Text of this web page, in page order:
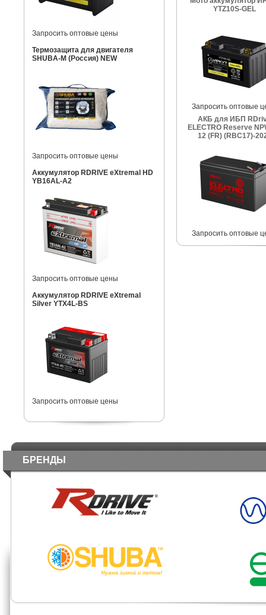
Запросить оптовые цены
Термозащита для двигателя
SHUBA-M (Россия) NEW
Запросить оптовые цены
Аккумулятор RDRIVE eXtremal HD
YB16AL-A2
Запросить оптовые цены
Аккумулятор RDRIVE eXtremal
Silver YTX4L-BS
Запросить оптовые цены
YTZ10S-GEL
Запросить оптовые
АКБ для ИБП
ELECTRO Reserve
12 (FR) (RBC17)-
Запросить оптовые
БРЕНДЫ